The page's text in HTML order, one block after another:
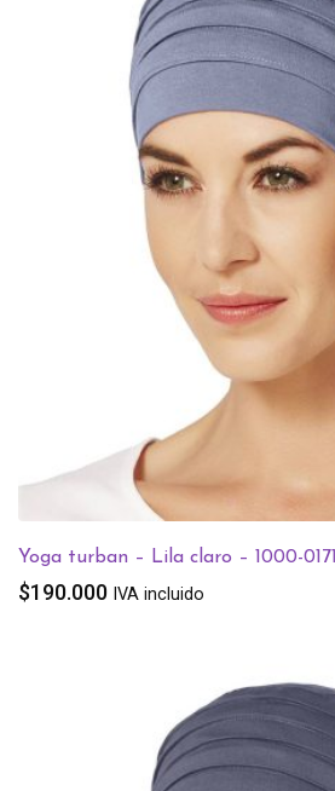
Yoga turban – Lila claro – 1000-0171
$190.000 IVA incluido